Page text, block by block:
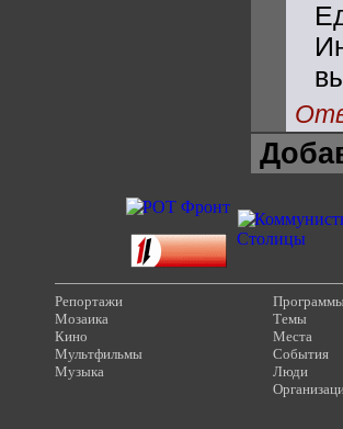
Репортажи
Мозаика
Кино
Мультфильмы
Музыка
Программы
Темы
Места
События
Люди